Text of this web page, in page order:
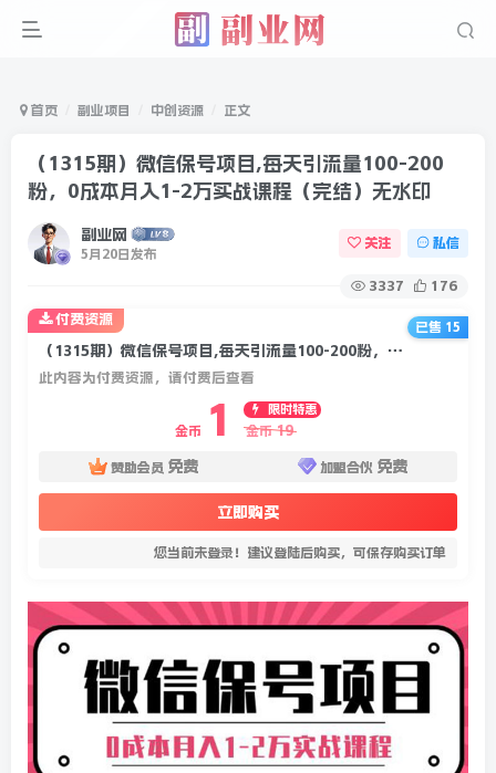
首页 副业项目 中创资源 正文
（1315期）微信保号项目,每天引流量100-200
粉，0成本月入1-2万实战课程（完结）无水印
副业网
5月20日发布
关注 私信
3337 176
（1315期）微信保号项目,每天引流量100-200粉，0成本月入1-2万实战课程（完结）无水印
此内容为付费资源，请付费后查看
金币 1
限时特惠
金币 19
赞助会员 免费 加盟合伙 免费
立即购买
您当前未登录！建议登陆后购买，可保存购买订单
付费资源
已售 15